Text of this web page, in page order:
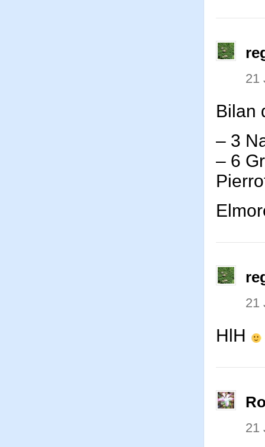
21
Bilan
– 3
– 6
21
HlH
21